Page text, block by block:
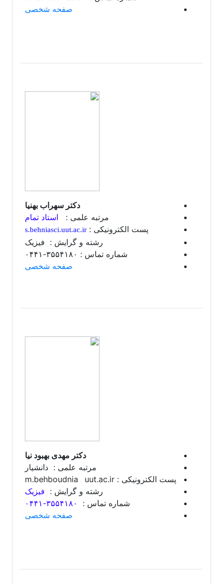
صفحه شخصی
دکتر سهراب بهنیا
مرتبه علمی :
استاد تمام
پست الکترونیکی :
s.behniasci.uut.ac.ir
رشته و گرایش : فیزیک
شماره تماس : ۳۵۵۴۱۸۰-۰۴۴۱
صفحه شخصی
دکتر مهدی بهبود نیا
مرتبه علمی : دانشیار
پست الکترونیکی : m.behboudnia uut.ac.ir
رشته و گرایش : فیزیک
شماره تماس :
۳۵۵۴۱۸۰-۰۴۴۱
صفحه شخصی